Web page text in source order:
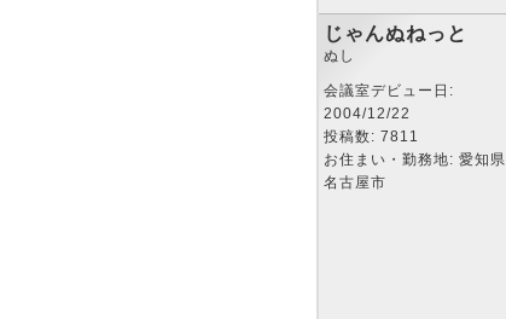
じゃんぬねっと
ぬし
会議室デビュー日:
2004/12/22
投稿数: 7811
お住まい・勤務地: 愛知県
名古屋市